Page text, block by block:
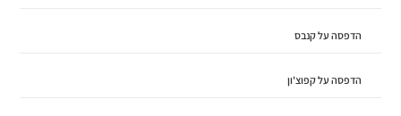
הדפסה על קנבס
הדפסה על קפוצ'ון